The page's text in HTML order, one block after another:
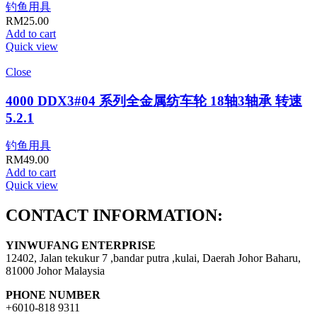
钓鱼用具
RM25.00
Add to cart
Quick view
Close
4000 DDX3#04 系列全金属纺车轮 18轴3轴承 转速
5.2.1
钓鱼用具
RM49.00
Add to cart
Quick view
CONTACT INFORMATION:
YINWUFANG ENTERPRISE
12402, Jalan tekukur 7 ,bandar putra ,kulai, Daerah Johor Baharu,
81000 Johor Malaysia
PHONE NUMBER
+6010-818 9311